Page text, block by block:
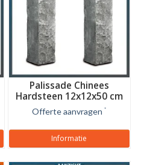
Palissade Chinees
Hardsteen 12x12x50 cm
Offerte aanvragen *
Informatie